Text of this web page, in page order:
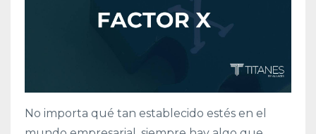
No importa qué tan establecido estés en el